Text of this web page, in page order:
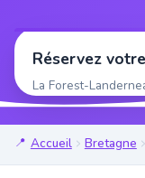
Réservez
La Forest-
Accueil Bretagne